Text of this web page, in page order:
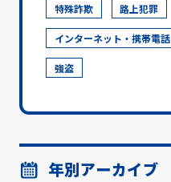
特殊詐欺 路上犯罪
インターネット・携帯電話
強盗
年別アーカイブ